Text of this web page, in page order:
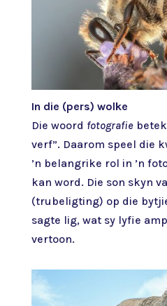
In die (pers) wolke
Die woord fotografie
verf”. Daarom speel die
’n belangrike rol in ’n
kan word. Die son skyn
(trubeligting) op die
sagte lig, wat sy lyfie
vertoon.